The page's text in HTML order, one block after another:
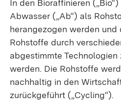
In den Bioraffinieren
Abwasser („Ab“) als
herangezogen werden
Rohstoffe durch
abgestimmte Technologien
werden. Die Rohstoffe
nachhaltig in den
zurückgeführt („Cycling“).